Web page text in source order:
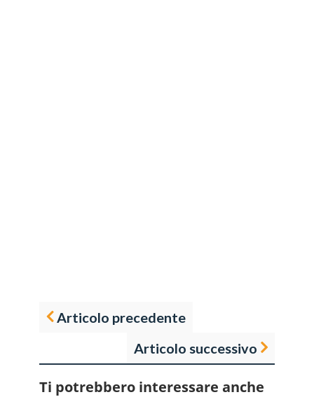
Articolo precedente
Articolo successivo
Ti potrebbero interessare anche